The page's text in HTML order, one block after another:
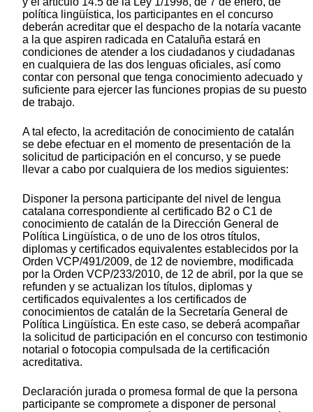
política lingüística, los participantes en el concurso
deberán acreditar que el despacho de la notaría vacante
a la que aspiren radicada en Cataluña estará en
condiciones de atender a los ciudadanos y ciudadanas
en cualquiera de las dos lenguas oficiales, así como
contar con personal que tenga conocimiento adecuado y
suficiente para ejercer las funciones propias de su puesto
de trabajo.
A tal efecto, la acreditación de conocimiento de catalán
se debe efectuar en el momento de presentación de la
solicitud de participación en el concurso, y se puede
llevar a cabo por cualquiera de los medios siguientes:
Disponer la persona participante del nivel de lengua
catalana correspondiente al certificado B2 o C1 de
conocimiento de catalán de la Dirección General de
Política Lingüística, o de uno de los otros títulos,
diplomas y certificados equivalentes establecidos por la
Orden VCP/491/2009, de 12 de noviembre, modificada
por la Orden VCP/233/2010, de 12 de abril, por la que se
refunden y se actualizan los títulos, diplomas y
certificados equivalentes a los certificados de
conocimientos de catalán de la Secretaría General de
Política Lingüística. En este caso, se deberá acompañar
la solicitud de participación en el concurso con testimonio
notarial o fotocopia compulsada de la certificación
acreditativa.
Declaración jurada o promesa formal de que la persona
participante se compromete a disponer de personal